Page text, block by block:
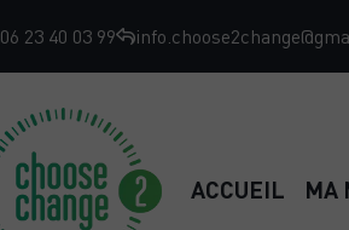
06 23 40 03 99
ACCUEIL MA